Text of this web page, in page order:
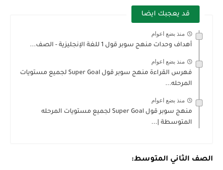
قد يعجبك ايضا
منذ بضع اعوام
أهداف وحدات منهج سوبر قول 1 للغة الإنجليزية - الصف...
منذ بضع اعوام
فهرس القراءة منهج سوبر قول Super Goal لجميع مستويات
المرحله...
منذ بضع اعوام
منهج سوبر قول Super Goal لجميع مستويات المرحله
المتوسطة |...
الصف الثاني المتوسط: